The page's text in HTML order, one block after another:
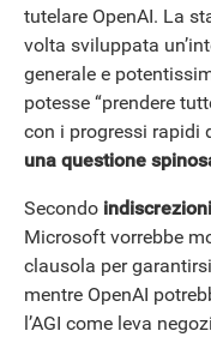
tutelare OpenAI. La
volta sviluppata
generale e
potesse “prendere
con i progressi rapidi
una questione
Secondo indiscrezioni
Microsoft vorrebbe
clausola per
mentre OpenAI
l’AGI come leva